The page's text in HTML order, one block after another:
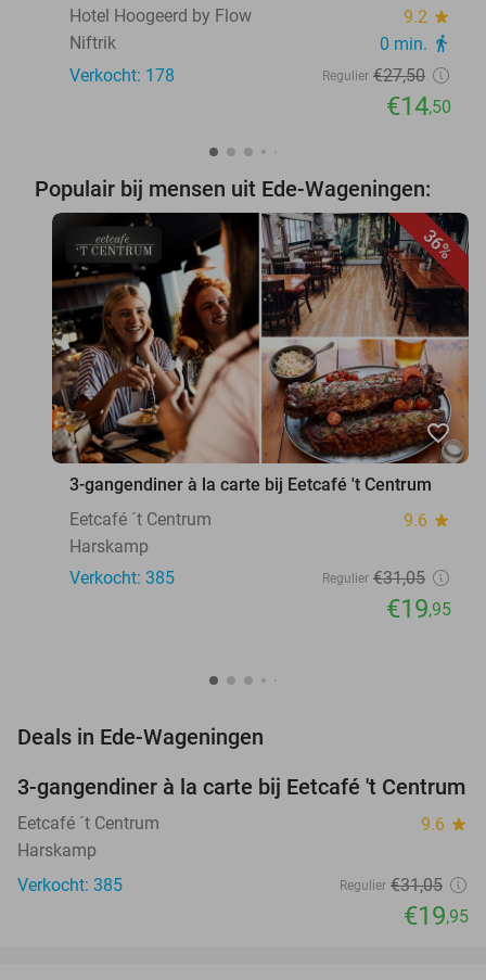
Hotel Hoogeerd by Flow
9.2 star
Niftrik 0 min. directions_walk
Verkocht: 178 Regulier €27,50
€14,50
Populair bij mensen uit Ede-Wageningen:
36%
favorite_border
3-gangendiner à la carte bij Eetcafé 't Centrum
Eetcafé ´t Centrum
9.6 star
Harskamp
Verkocht: 385
Regulier €31,05
€19,95
Deals in Ede-Wageningen
36%
3-gangendiner à la carte bij Eetcafé 't Centrum
Eetcafé ´t Centrum 9.6 star
Harskamp
Verkocht: 385
Regulier €31,05
€19,95